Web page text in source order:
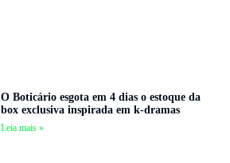
O Boticário esgota em 4 dias o estoque da
box exclusiva inspirada em k-dramas
Leia mais »